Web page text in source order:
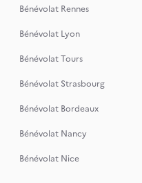
Bénévolat Rennes
Bénévolat Lyon
Bénévolat Tours
Bénévolat Strasbourg
Bénévolat Bordeaux
Bénévolat Nancy
Bénévolat Nice